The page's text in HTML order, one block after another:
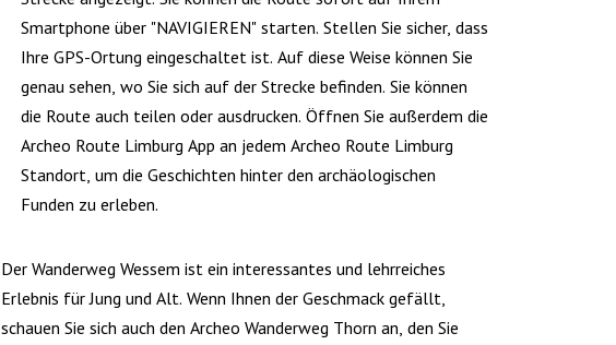
Smartphone über "NAVIGIEREN" starten. Stellen Sie sicher, dass
Ihre GPS-Ortung eingeschaltet ist. Auf diese Weise können Sie
genau sehen, wo Sie sich auf der Strecke befinden. Sie können
die Route auch teilen oder ausdrucken. Öffnen Sie außerdem die
Archeo Route Limburg App an jedem Archeo Route Limburg
Standort, um die Geschichten hinter den archäologischen
Funden zu erleben.
Der Wanderweg Wessem ist ein interessantes und lehrreiches
Erlebnis für Jung und Alt. Wenn Ihnen der Geschmack gefällt,
schauen Sie sich auch den Archeo Wanderweg Thorn an, den Sie